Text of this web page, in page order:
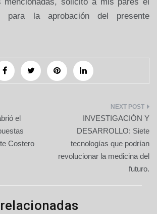
para la aprobación del presente
el
Costero
INVESTIGACIÓN Y
DESARROLLO: Siete
tecnologías que podrían
revolucionar la medicina del
futuro.